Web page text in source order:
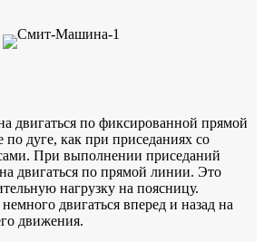
двигаться по фиксированной прямой
по дуге, как при приседаниях со
При выполнении приседаний
двигаться по прямой линии. Это
нагрузку на поясницу.
двигаться вперед и назад на
движения.